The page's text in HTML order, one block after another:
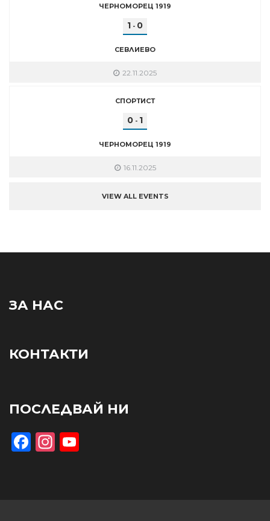
ЧЕРНОМОРЕЦ 1919
1 - 0
СЕВЛИЕВО
22.11.2025
СПОРТИСТ
0 - 1
ЧЕРНОМОРЕЦ 1919
16.11.2025
VIEW ALL EVENTS
ЗА НАС
КОНТАКТИ
ПОСЛЕДВАЙ НИ
Facebook
Instagram